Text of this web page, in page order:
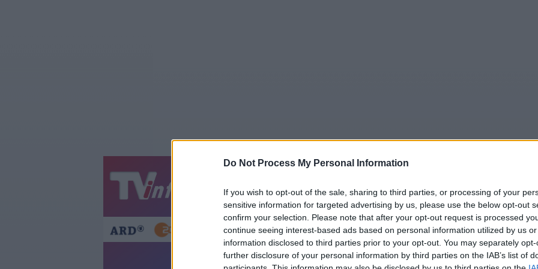
Do Not Process My Personal Information
If you wish to opt-out of the sale, sharing to third parties, or processing of your
sensitive information for targeted advertising by us, please use the below opt-out
confirm your selection. Please note that after your opt-out request is processed
continue seeing interest-based ads based on personal information utilized by us
information disclosed to third parties prior to your opt-out. You may separately
further disclosure of your personal information by third parties on the IAB’s list of
Gestern Heute Sa So Mo Di Mi Do
Verliebt in Berlin - Serie / Telenovela